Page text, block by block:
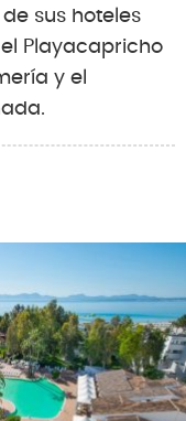
sus hoteles
Playacapricho
y el